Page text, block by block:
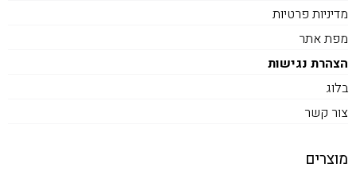
מדיניות פרטיות
מפת אתר
הצהרת נגישות
בלוג
צור קשר
מוצרים